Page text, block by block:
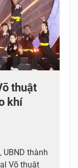
thuật
khí
thành
Võ thuật